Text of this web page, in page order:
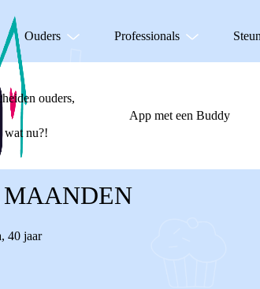
Ouders Professionals
ouders,
wat nu?!
App met een Buddy
MAANDEN
, 40 jaar